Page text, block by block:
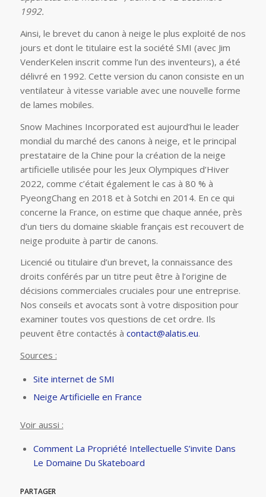
1992.
Ainsi, le brevet du canon à neige le plus exploité de nos
jours et dont le titulaire est la société SMI (avec Jim
VenderKelen inscrit comme l’un des inventeurs), a été
délivré en 1992. Cette version du canon consiste en un
ventilateur à vitesse variable avec une nouvelle forme
de lames mobiles.
Snow Machines Incorporated est aujourd’hui le leader
mondial du marché des canons à neige, et le principal
prestataire de la Chine pour la création de la neige
artificielle utilisée pour les Jeux Olympiques d’Hiver
2022, comme c’était également le cas à 80 % à
PyeongChang en 2018 et à Sotchi en 2014. En ce qui
concerne la France, on estime que chaque année, près
d’un tiers du domaine skiable français est recouvert de
neige produite à partir de canons.
Licencié ou titulaire d’un brevet, la connaissance des
droits conférés par un titre peut être à l’origine de
décisions commerciales cruciales pour une entreprise.
Nos conseils et avocats sont à votre disposition pour
examiner toutes vos questions de cet ordre. Ils
peuvent être contactés à contact@alatis.eu.
Sources :
Site internet de SMI
Neige Artificielle en France
Voir aussi :
Comment La Propriété Intellectuelle S’invite Dans
Le Domaine Du Skateboard
PARTAGER